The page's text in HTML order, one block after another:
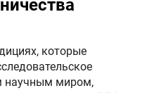
которые
научным миром,